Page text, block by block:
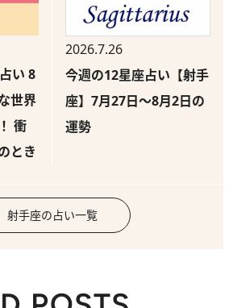
い 8
世界
衝
とき
2026.7.26
今週の12星座占い【射手
座】7月27日～8月2日の
運勢
射手座の占い一覧